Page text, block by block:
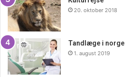
20. oktober 2018
Tandlæge i norge
1. august 2019